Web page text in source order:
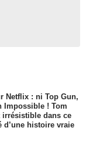
Netflix : ni Top Gun,
Impossible ! Tom
irrésistible dans ce
d’une histoire vraie